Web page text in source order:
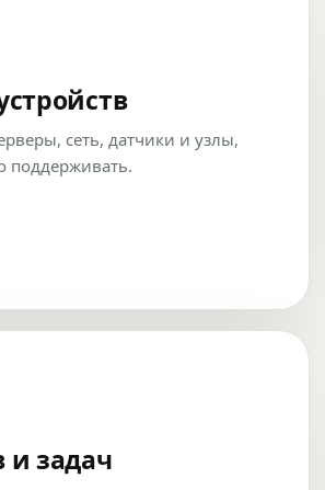
сеть, датчики и узлы,
поддерживать.
и задач